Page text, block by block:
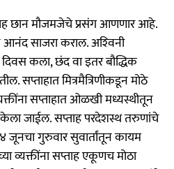
छान मौजमजेचे प्रसंग आणणार आहे.
आनंद साजरा कराल. अश्‍विनी
दिवस कला, छंद वा इतर बौद्धिक
सप्ताहात मित्रमैत्रिणीकडून मोठे
सप्ताहात ओळखी मध्यस्थीतून
केला जाईल. सप्ताह परदेशस्थ तरुणांचे
जूनचा गुरुवार सुवार्तांतून कायम
व्यक्तींना सप्ताह एकूणच मोठा